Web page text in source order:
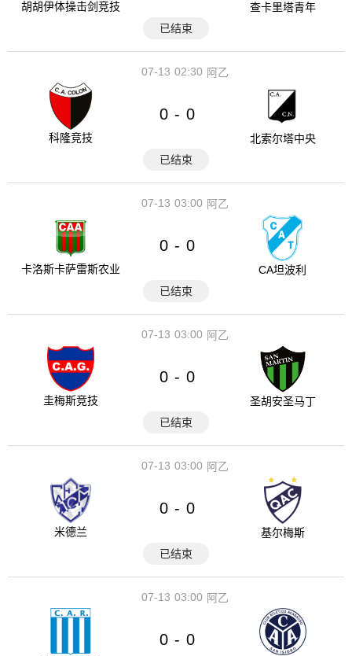
胡胡伊体操击剑竞技
查卡里塔青年
已结束
02:30
07-13 阿乙
科隆竞技
0 - 0
北索尔塔中央
已结束
03:00
07-13 阿乙
卡洛斯卡萨雷斯农业
0 - 0
CA坦波利
已结束
03:00
07-13 阿乙
圭梅斯竞技
0 - 0
圣胡安圣马丁
已结束
03:00
07-13 阿乙
米德兰
0 - 0
基尔梅斯
已结束
03:00
07-13 阿乙
0 - 0